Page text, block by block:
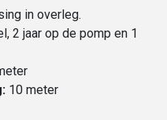
in overleg.
2 jaar op de pomp en 1
10 meter